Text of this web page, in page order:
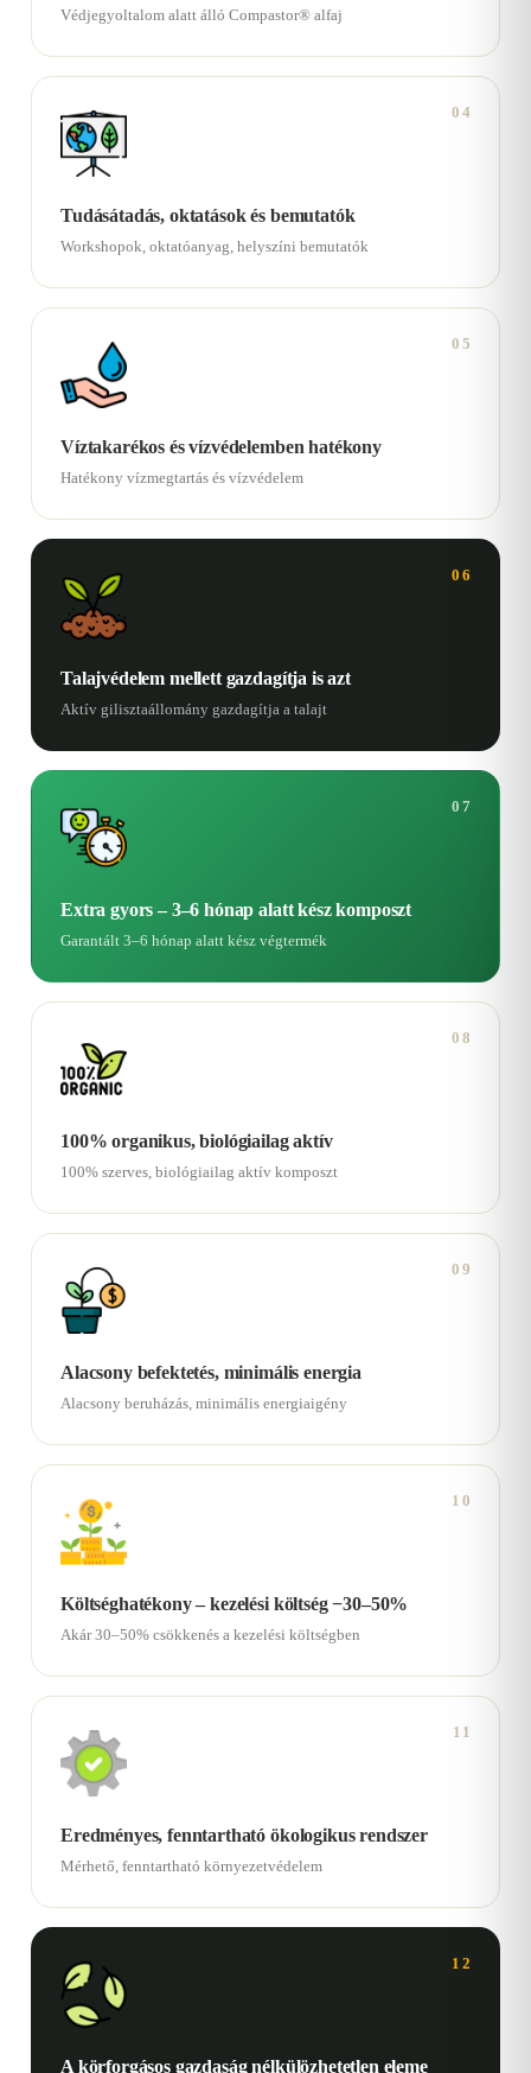
Védjegyoltalom alatt álló Compastor® alfaj
04
Tudásátadás, oktatások és bemutatók
Workshopok, oktatóanyag, helyszíni bemutatók
05
Víztakarékos és vízvédelemben hatékony
Hatékony vízmegtartás és vízvédelem
06
Talajvédelem mellett gazdagítja is azt
Aktív gilisztaállomány gazdagítja a talajt
07
Extra gyors – 3–6 hónap alatt kész komposzt
Garantált 3–6 hónap alatt kész végtermék
08
100% organikus, biológiailag aktív
100% szerves, biológiailag aktív komposzt
09
Alacsony befektetés, minimális energia
Alacsony beruházás, minimális energiaigény
10
Költséghatékony – kezelési költség −30–50%
Akár 30–50% csökkenés a kezelési költségben
11
Eredményes, fenntartható ökologikus rendszer
Mérhető, fenntartható környezetvédelem
12
A körforgásos gazdaság nélkülözhetetlen eleme